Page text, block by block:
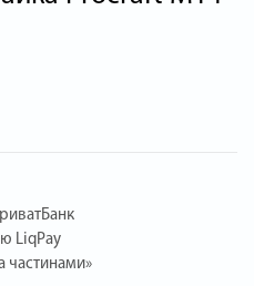
LiqPay
частинами»